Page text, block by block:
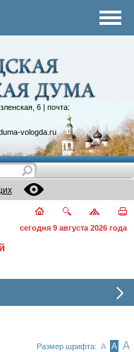
6 | почта:
vologda.ru
сегодня 9 августа 2026 года
Размер шрифта: А А А